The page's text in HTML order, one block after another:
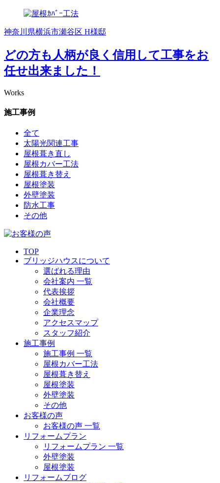
神奈川県横浜市瀬谷区 H様邸
どの方も人柄が良く信用して工事をお
任せ出来ました！
Works
施工事例
全て
太陽光関連工事
屋根葺き直し
屋根カバー工法
屋根葺き替え
屋根塗装
外壁塗装
防水工事
その他
TOP
ブリッジハウスについて
選ばれる理由
会社案内 一覧
代表挨拶
会社概要
企業理念
アクセスマップ
スタッフ紹介
施工事例
施工事例 一覧
屋根カバー工法
屋根葺き替え
屋根塗装
外壁塗装
その他
お客様の声
お客様の声 一覧
リフォームプラン
リフォームプラン 一覧
外壁塗装
屋根塗装
リフォームブログ